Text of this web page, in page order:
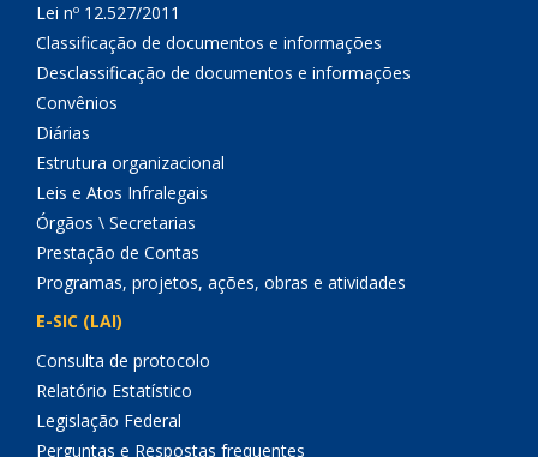
Lei nº 12.527/2011
Classificação de documentos e informações
Desclassificação de documentos e informações
Convênios
Diárias
Estrutura organizacional
Leis e Atos Infralegais
Órgãos \ Secretarias
Prestação de Contas
Programas, projetos, ações, obras e atividades
E-SIC (LAI)
Consulta de protocolo
Relatório Estatístico
Legislação Federal
Perguntas e Respostas frequentes